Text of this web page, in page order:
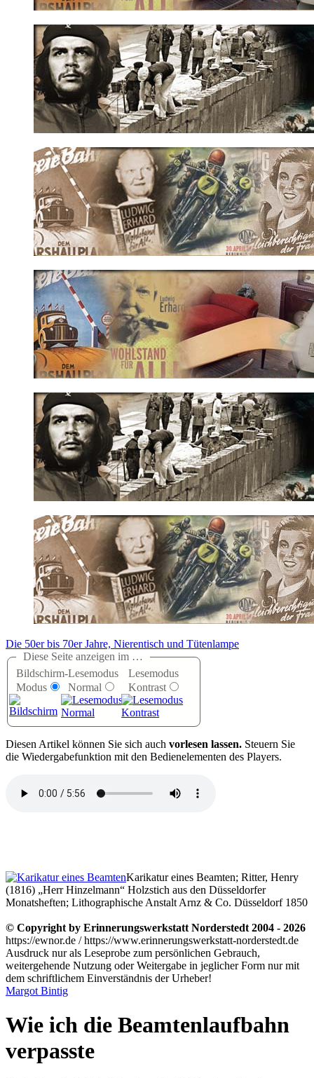
Die 50er bis 70er Jahre, Nierentisch und Tütenlampe
Diese Seite anzeigen im …
Bildschirm-
Modus
Lesemodus
Normal
Lesemodus
Kontrast
Diesen Artikel können Sie sich auch vorlesen lassen. Steuern Sie
die Wiedergabefunktion mit den Bedienelementen des Players.
Karikatur eines Beamten; Ritter, Henry
(1816)
Herr Hinzelmann
Holzstich aus den Düsseldorfer
Monatsheften; Lithographische Anstalt Arnz & Co. Düsseldorf 1850
© Copyright by Erinnerungswerkstatt Norderstedt 2004 - 2026
https://ewnor.de / https://www.erinnerungswerkstatt-norderstedt.de
Ausdruck nur als Leseprobe zum persönlichen Gebrauch,
weitergehende Nutzung oder Weitergabe in jeglicher Form nur mit
dem schriftlichem Einverständnis der Urheber!
Margot Bintig
Wie ich die Beamtenlaufbahn
verpasste